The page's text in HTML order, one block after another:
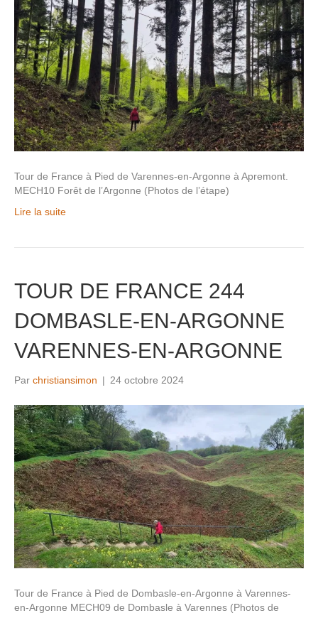
Tour de France à Pied de Varennes-en-Argonne à Apremont.
MECH10 Forêt de l’Argonne (Photos de l’étape)
Lire la suite
TOUR DE FRANCE 244
DOMBASLE-EN-ARGONNE
VARENNES-EN-ARGONNE
Par christiansimon | 24 octobre 2024
Tour de France à Pied de Dombasle-en-Argonne à Varennes-
en-Argonne MECH09 de Dombasle à Varennes (Photos de